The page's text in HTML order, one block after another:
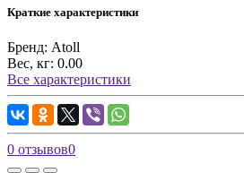
Краткие характеристики
Бренд: Atoll
Вес, кг: 0.00
Все характеристики
0 отзывов0